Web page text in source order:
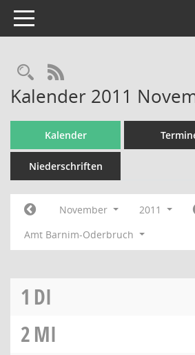
Toggle navigation
Rechercheauswahl
RSS-Feed
Kalender 2011
Kalender
Niederschriften
November 2011
Amt Barnim-Oderbruch
1 DI
2MI